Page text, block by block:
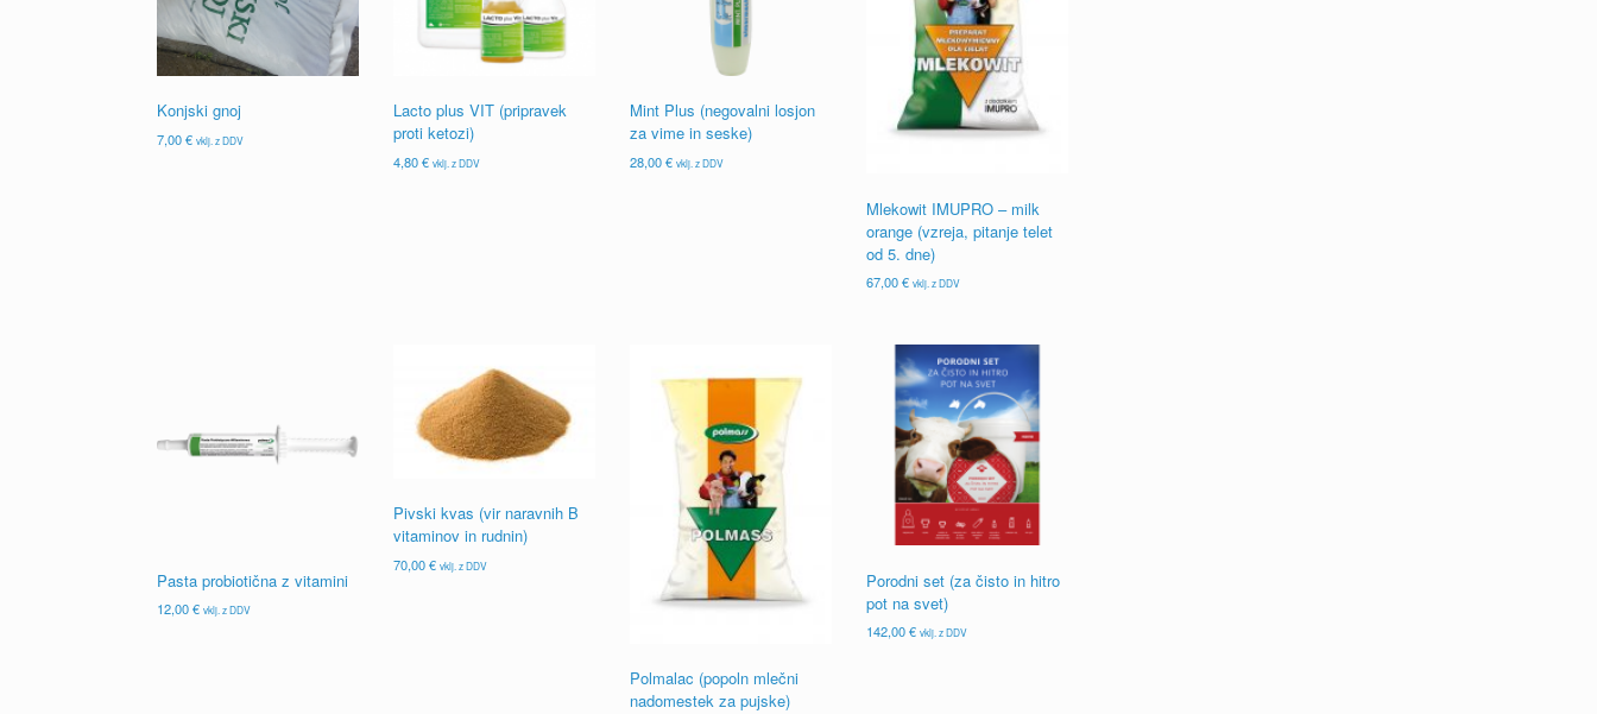
Konjski gnoj
7,00€ vklj. z DDV
Lacto plus VIT (pripravek
proti ketozi)
4,80€ vklj. z DDV
Mint Plus (negovalni losjon
za vime in seske)
28,00€ vklj. z DDV
Mlekowit IMUPRO – milk
orange (vzreja, pitanje telet
od 5. dne)
67,00€ vklj. z DDV
Pasta probiotična z vitamini
12,00€ vklj. z DDV
Pivski kvas (vir naravnih B
vitaminov in rudnin)
70,00€ vklj. z DDV
Polmalac (popoln mlečni
nadomestek za pujske)
Porodni set (za čisto in hitro
pot na svet)
142,00€ vklj. z DDV